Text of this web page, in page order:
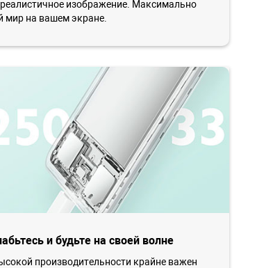
изображение. Максимально
мир на вашем экране.
и будьте на своей волне
производительности крайне важен